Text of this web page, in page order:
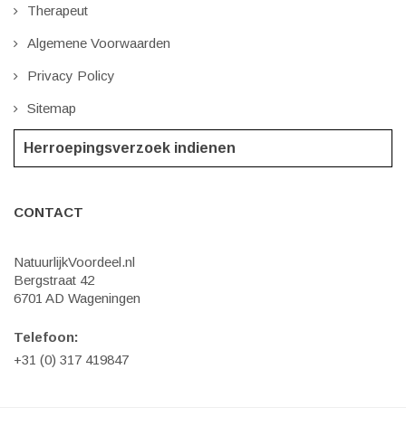
Therapeut
Algemene Voorwaarden
Privacy Policy
Sitemap
Herroepingsverzoek indienen
CONTACT
NatuurlijkVoordeel.nl
Bergstraat 42
6701 AD Wageningen
Telefoon:
+31 (0) 317 419847